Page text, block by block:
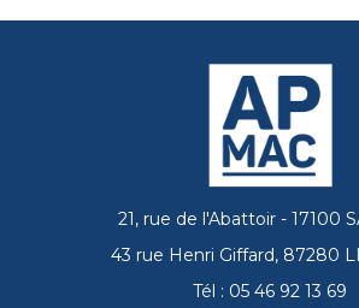
21, rue de l'Abattoir - 17100
43 rue Henri Giffard, 87280
Tél : 05 46 92 13 69